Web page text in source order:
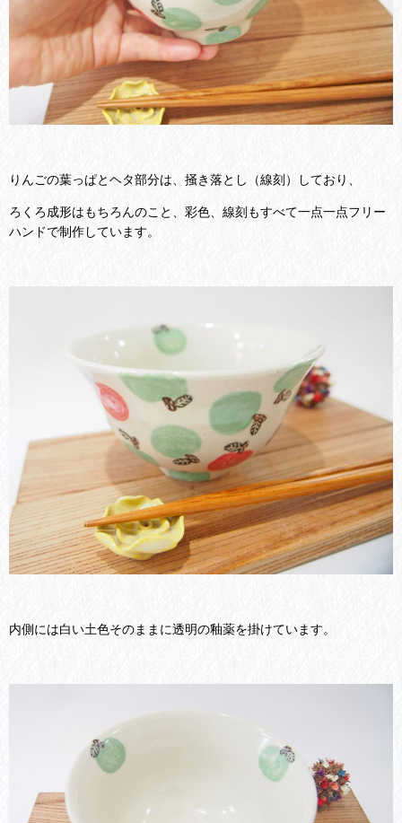
りんごの葉っぱとヘタ部分は、掻き落とし（線刻）しており、
ろくろ成形はもちろんのこと、彩色、線刻もすべて一点一点フリー
ハンドで制作しています。
内側には白い土色そのままに透明の釉薬を掛けています。